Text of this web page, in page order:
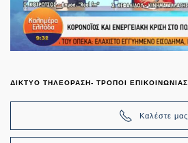
ΔΙΚΤΥΟ ΤΗΛΕΟΡΑΣΗ- ΤΡΟΠΟΙ ΕΠΙΚΟΙΝΩΝΙΑΣ
Καλέστε μας